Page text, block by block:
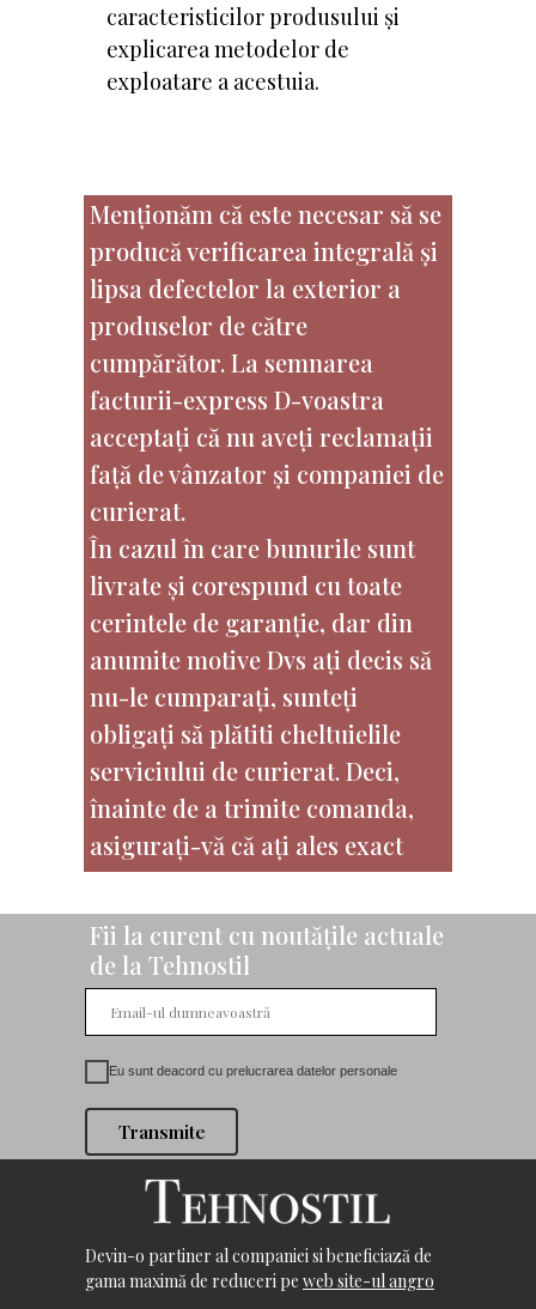
caracteristicilor produsului și
explicarea metodelor de
exploatare a acestuia.
Menționăm că este necesar să se
producă verificarea integrală și
lipsa defectelor la exterior a
produselor de către
cumpărător. La semnarea
facturii-express D-voastra
acceptați că nu aveți reclamații
față de vânzator și companiei de
curierat.
În cazul în care bunurile sunt
livrate și corespund cu toate
cerintele de garanție, dar din
anumite motive Dvs ați decis să
nu-le cumparați, sunteți
obligați să plătiti cheltuielile
serviciului de curierat. Deci,
înainte de a trimite comanda,
asigurați-vă că ați ales exact
modelul care doriți să
cumparați.
Eu sunt deacord cu prelucrarea datelor personale
Transmite
Fii la curent cu noutățile actuale
de la Tehnostil
Devin-o partiner al companiei si beneficiază de
gama maximă de reduceri pe web site-ul angro